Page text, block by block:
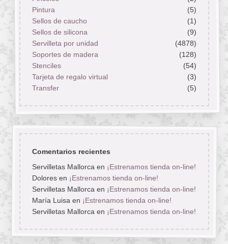
Pintura
(5)
Sellos de caucho
(1)
Sellos de silicona
(9)
Servilleta por unidad
(4878)
Soportes de madera
(128)
Stenciles
(54)
Tarjeta de regalo virtual
(3)
Transfer
(5)
Comentarios recientes
Servilletas Mallorca en ¡Estrenamos tienda on-line!
Doloresen ¡Estrenamos tienda on-line!
Servilletas Mallorca en ¡Estrenamos tienda on-line!
María Luisa en ¡Estrenamos tienda on-line!
Servilletas Mallorca en ¡Estrenamos tienda on-line!